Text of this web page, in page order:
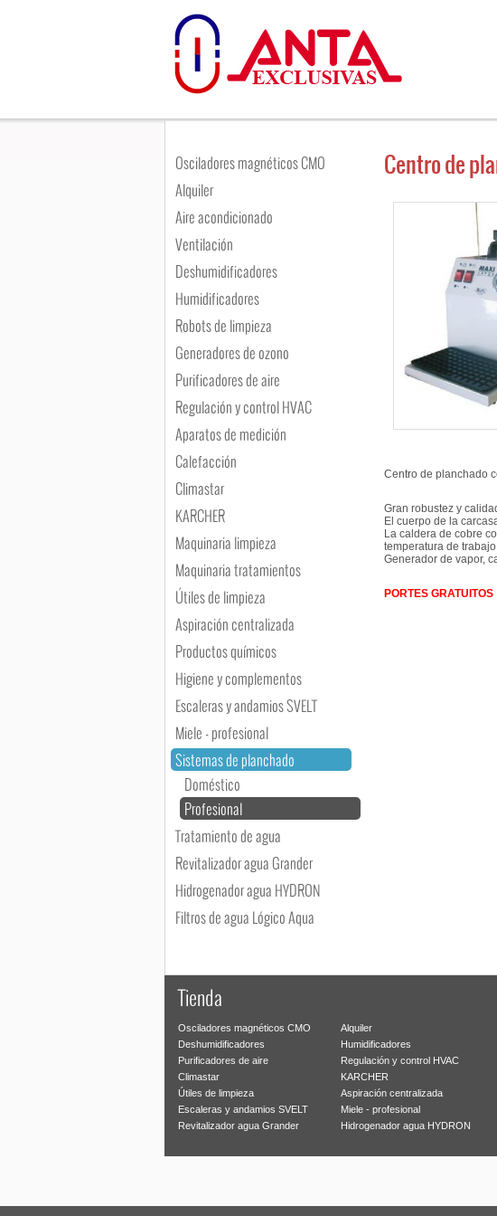
Osciladores magnéticos CMO
Alquiler
Aire acondicionado
Ventilación
Deshumidificadores
Humidificadores
Robots de limpieza
Generadores de ozono
Purificadores de aire
Regulación y control HVAC
Aparatos de medición
Calefacción
Climastar
KARCHER
Maquinaria limpieza
Maquinaria tratamientos
Útiles de limpieza
Aspiración centralizada
Productos químicos
Higiene y complementos
Escaleras y andamios SVELT
Miele - profesional
Sistemas de planchado
Doméstico
Profesional
Tratamiento de agua
Revitalizador agua Grander
Hidrogenador agua HYDRON
Filtros de agua Lógico Aqua
Centro de
Centro de planchado
Gran robustez y
El cuerpo de la
La caldera de cobre
temperatura de
Generador de vapor,
PORTES GRATUITOS
Tienda
Osciladores magnéticos CMO Alquiler
Deshumidificadores
Humidificadores
Purificadores de aire
Regulación y control HVAC
Climastar
KARCHER
Útiles de limpieza
Aspiración centralizada
Escaleras y andamios SVELT
Miele - profesional
Revitalizador agua Grander
Hidrogenador agua HYDRON